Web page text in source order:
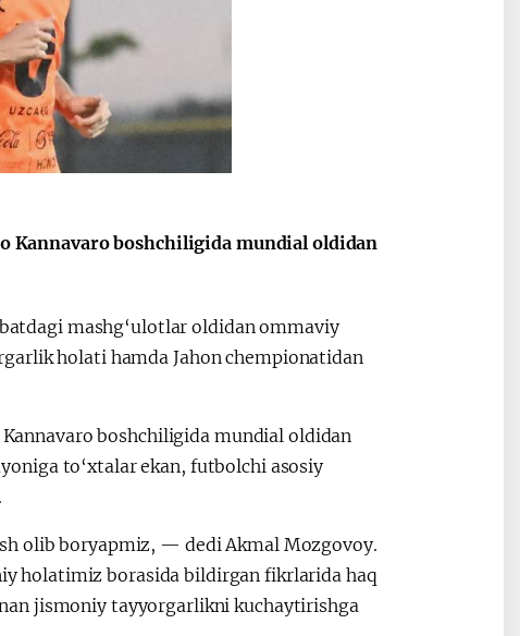
O‘zbekiston va
Yaponiya hamkorligi
Kannavaro boshchiligida mundial oldidan
mashg‘ulotlar oldidan ommaviy
holati hamda Jahon chempionatidan
boshchiligida mundial oldidan
to‘xtalar ekan, futbolchi asosiy
olib boryapmiz, — dedi Akmal Mozgovoy.
holatimiz borasida bildirgan fikrlarida haq
jismoniy tayyorgarlikni kuchaytirishga